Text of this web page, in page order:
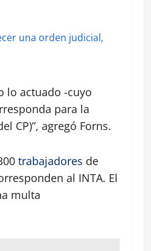
una orden judicial,
lo actuado -cuyo
para la
CP)”, agregó Forns.
trabajadores de
al INTA. El
multa